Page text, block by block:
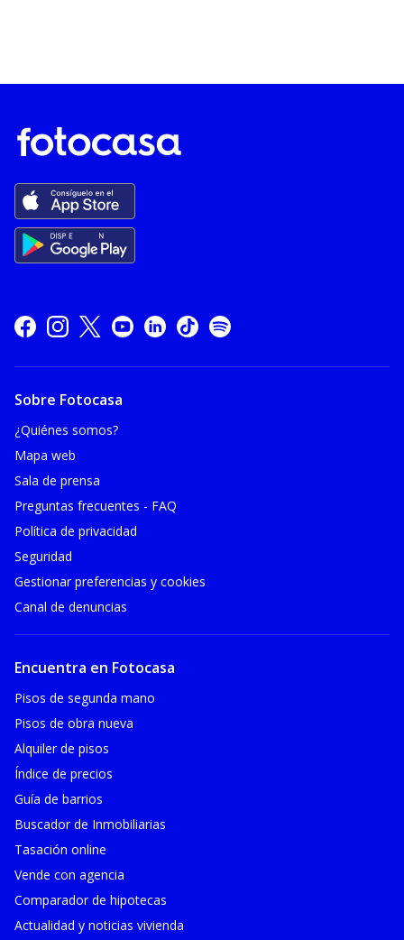
Sobre Fotocasa
¿Quiénes somos?
Mapa web
Sala de prensa
Preguntas frecuentes - FAQ
Política de privacidad
Seguridad
Gestionar preferencias y cookies
Canal de denuncias
Encuentra en Fotocasa
Pisos de segunda mano
Pisos de obra nueva
Alquiler de pisos
Índice de precios
Guía de barrios
Buscador de Inmobiliarias
Tasación online
Vende con agencia
Comparador de hipotecas
Actualidad y noticias vivienda